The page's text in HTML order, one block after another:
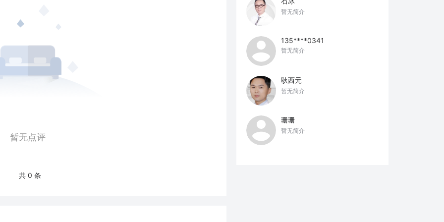
暂无点评
共 0 条
暂无简介
135****0341
暂无简介
耿西元
暂无简介
珊珊
暂无简介